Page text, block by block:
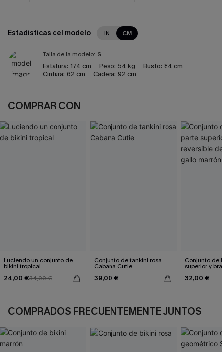
Estadísticas del modelo IN CM
Talla de la modelo: S
Estatura: 174 cm Peso: 54 kg Busto: 84 cm
Cintura: 62 cm Cadera: 92 cm
COMPRAR CON
Luciendo un conjunto de
bikini tropical
24,00 €34,00 €
Conjunto de tankini rosa
Cabana Cutie
39,00 €
Conjunto de
superior y
reversible
marrón
32,00 €
COMPRADOS FRECUENTEMENTE JUNTOS